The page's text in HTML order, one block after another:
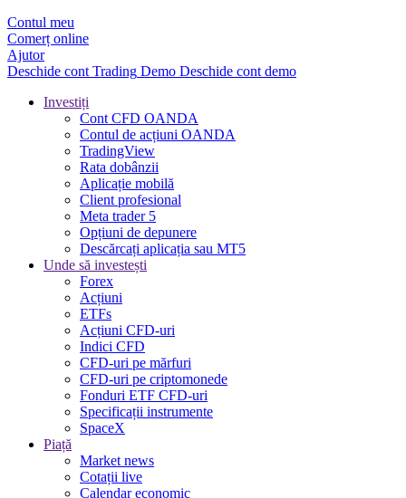
Contul meu
Comerț online
Ajutor
Deschide cont Trading Demo Deschide cont demo
Investiți
Cont CFD OANDA
Contul de acțiuni OANDA
TradingView
Rata dobânzii
Aplicație mobilă
Client profesional
Meta trader 5
Opțiuni de depunere
Descărcați aplicația sau MT5
Unde să investești
Forex
Acțiuni
ETFs
Acțiuni CFD-uri
Indici CFD
CFD-uri pe mărfuri
CFD-uri pe criptomonede
Fonduri ETF CFD-uri
Specificații instrumente
SpaceX
Piață
Market news
Cotații live
Calendar economic